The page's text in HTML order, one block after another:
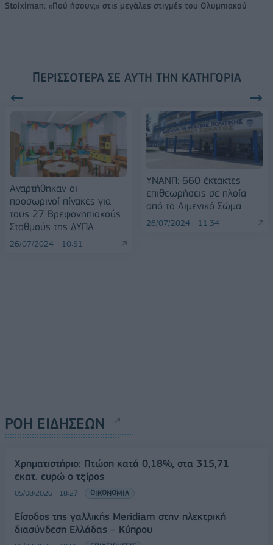
Stoiximan: «Πού ήσουν;» στις μεγάλες στιγμές του Ολυμπιακού
ΠΕΡΙΣΣΌΤΕΡΑ ΣΕ ΑΥΤΉ ΤΗΝ ΚΑΤΗΓΟΡΊΑ
Αναρτήθηκαν οι
προσωρινοί πίνακες για
τους 27 Βρεφονηπιακούς
Σταθμούς της ΔΥΠΑ
26/07/2024 - 10:51
ΥΝΑΝΠ: 660 έκτακτες
επιθεωρήσεις σε πλοία
από το Λιμενικό Σώμα
26/07/2024 - 11:34
ΡΟΗ ΕΙΔΗΣΕΩΝ
Χρηματιστήριο: Πτώση κατά 0,18%, στα 315,71
εκατ. ευρώ ο τζίρος
05/08/2026 - 18:27 ΟΙΚΟΝΟΜΙΑ
Είσοδος της γαλλικής Meridiam στην ηλεκτρική
διασύνδεση Ελλάδας – Κύπρου